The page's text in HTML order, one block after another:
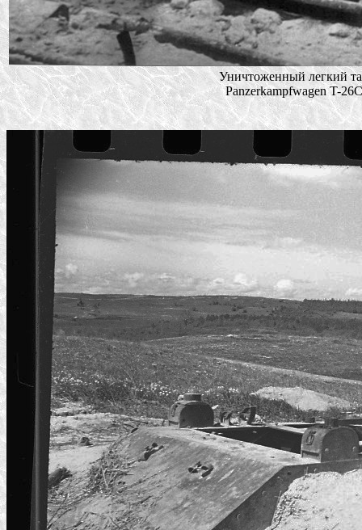
Уничтоженный легкий
Panzerkampfwagen T-